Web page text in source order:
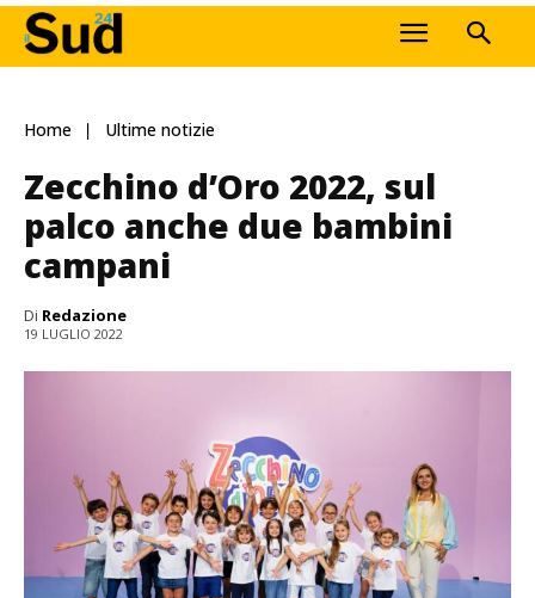
Home Ultime notizie
Zecchino d’Oro 2022, sul
palco anche due bambini
campani
Di Redazione
19 LUGLIO 2022